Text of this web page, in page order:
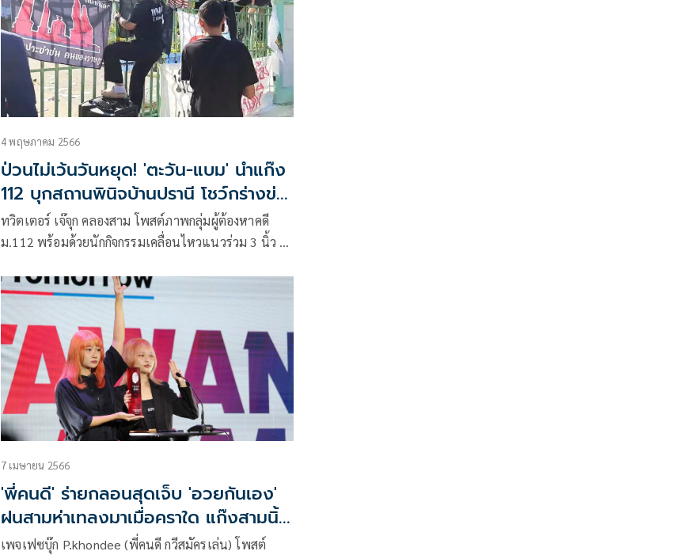
4 พฤษภาคม 2566
ป่วนไม่เว้นวันหยุด! 'ตะวัน-แบม' นำแก๊ง
112 บุกสถานพินิจบ้านปรานี โชว์กร่างข่ม
ขู่จนท.
ทวิตเตอร์ เจ๊จุก คลองสาม โพสต์ภาพกลุ่มผู้ต้องหาคดี
ม.112 พร้อมด้วยนักกิจกรรมเคลื่อนไหวแนวร่วม 3 นิ้ว ได้
เยาวชนหญิงบ้านปรานี เรียกร้องให้ปล่อยตัว “หยก” ผู้
7 เมษายน 2566
'พี่คนดี' ร่ายกลอนสุดเจ็บ 'อวยกันเอง'
ฝนสามห่าเทลงมาเมื่อคราใด แก๊งสามนิ้ว
ก็จะไหลไปรวมกัน
เพจเฟซบุ๊ก P.khondee (พี่คนดี กวีสมัครเล่น) โพสต์